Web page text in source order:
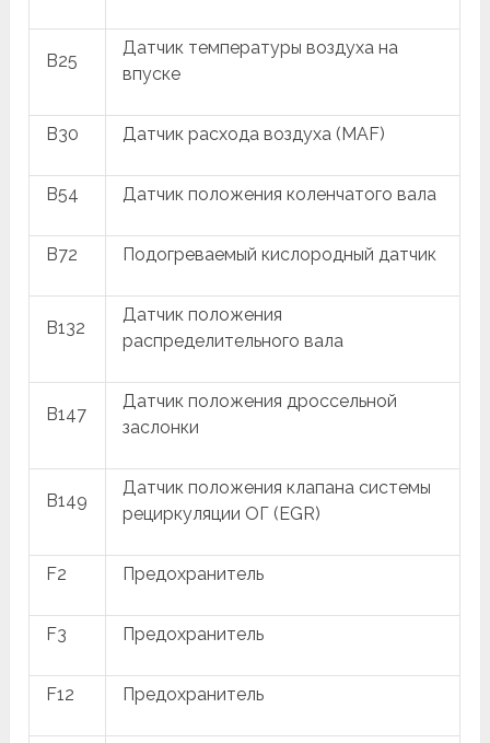
B25
Датчик температуры воздуха на
впуске
B30 Датчик расхода воздуха (MAF)
B54 Датчик положения коленчатого вала
B72 Подогреваемый кислородный датчик
B132
Датчик положения
распределительного вала
B147
Датчик положения дроссельной
заслонки
B149
Датчик положения клапана системы
рециркуляции ОГ (EGR)
F2 Предохранитель
F3 Предохранитель
F12 Предохранитель